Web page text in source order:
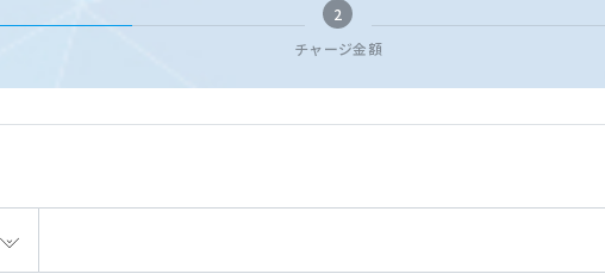
2
チャージ金額